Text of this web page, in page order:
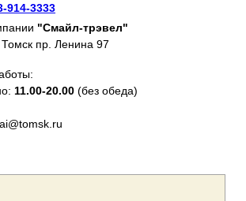
914-3333
"Смайл-трэвел"
Томск пр. Ленина 97
11.00-20.00 (без обеда)